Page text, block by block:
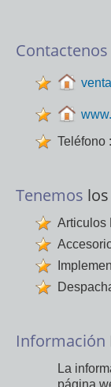
Contactenos
Teléfono :
Tenemos
Articulos
Información
La
página